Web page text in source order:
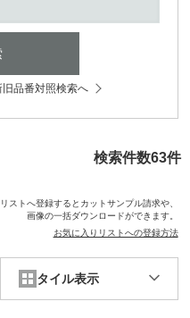
品番対照検索へ
検索件数63件
ストへ登録するとカットサンプル請求や、
画像の一括ダウンロードができます。
お気に入りリストへの登録方法
タイル表示